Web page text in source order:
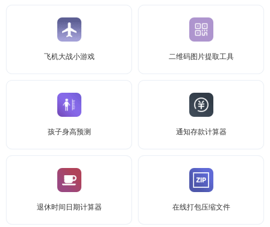
飞机大战小游戏 二维码图片提取工具
孩子身高预测 通知存款计算器
退休时间日期计算器 在线打包压缩文件